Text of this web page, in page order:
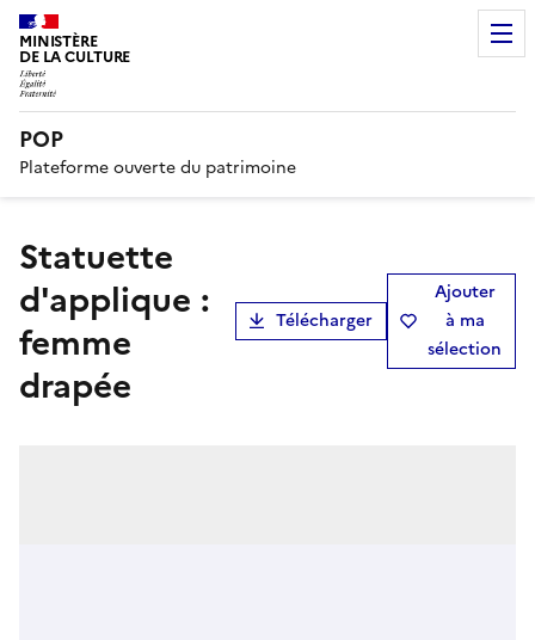
MINISTÈRE
DE LA CULTURE
POP
Plateforme ouverte du patrimoine
statuette
d'applique :
femme
drapée
Télécharger
Ajouter
à ma
sélection